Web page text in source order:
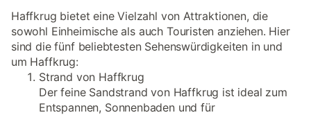
Haffkrug bietet eine Vielzahl von Attraktionen, die
sowohl Einheimische als auch Touristen anziehen. Hier
sind die fünf beliebtesten Sehenswürdigkeiten in und
um Haffkrug:
Strand von Haffkrug
Der feine Sandstrand von Haffkrug ist ideal zum
Entspannen, Sonnenbaden und für